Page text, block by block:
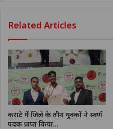
Related Articles
कराटे में जिले के तीन युवकों ने स्वर्ण
पदक प्राप्त किया…